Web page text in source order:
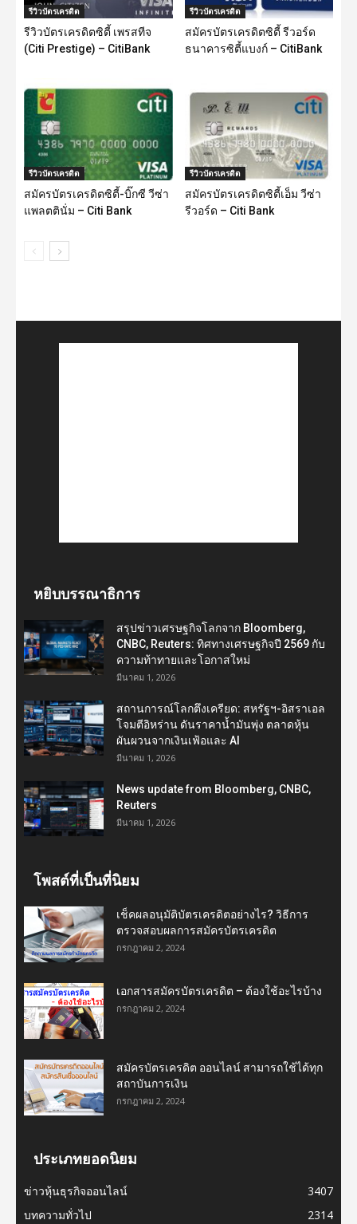
รีวิวบัตรเครดิต
รีวิวบัตรเครดิตซิตี้ เพรสทีจ
(Citi Prestige) – CitiBank
รีวิวบัตรเครดิต
สมัครบัตรเครดิตซิตี้ รีวอร์ด
ธนาคารซิตี้แบงก์ – CitiBank
รีวิวบัตรเครดิต
สมัครบัตรเครดิตซิตี้-บิ๊กซี วีซ่า
แพลตตินั่ม – Citi Bank
รีวิวบัตรเครดิต
สมัครบัตรเครดิตซิตี้เอ็ม วีซ่า
รีวอร์ด – Citi Bank
หยิบบรรณาธิการ
สรุปข่าวเศรษฐกิจโลกจาก Bloomberg,
CNBC, Reuters: ทิศทางเศรษฐกิจปี 2569 กับ
ความท้าทายและโอกาสใหม่
มีนาคม 1, 2026
สถานการณ์โลกตึงเครียด: สหรัฐฯ-อิสราเอล
โจมตีอิหร่าน ดันราคาน้ำมันพุ่ง ตลาดหุ้น
ผันผวนจากเงินเฟ้อและ AI
มีนาคม 1, 2026
News update from Bloomberg, CNBC,
Reuters
มีนาคม 1, 2026
โพสต์ที่เป็นที่นิยม
เช็คผลอนุมัติบัตรเครดิตอย่างไร? วิธีการ
ตรวจสอบผลการสมัครบัตรเครดิต
กรกฎาคม 2, 2024
เอกสารสมัครบัตรเครดิต – ต้องใช้อะไรบ้าง
กรกฎาคม 2, 2024
สมัครบัตรเครดิต ออนไลน์ สามารถใช้ได้ทุก
สถาบันการเงิน
กรกฎาคม 2, 2024
ประเภทยอดนิยม
ข่าวหุ้นธุรกิจออนไลน์
3407
บทความทั่วไป
2314